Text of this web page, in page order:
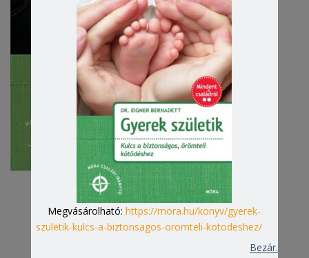
Megvásárolható:https://mora.hu/konyv/gyerek-
szuletik-kulcs-a-biztonsagos-oromteli-kotodeshez/
Bezár.